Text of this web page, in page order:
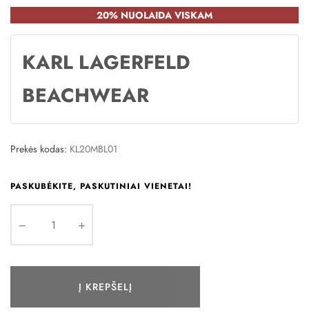
20% NUOLAIDA VISKAM
KARL LAGERFELD
BEACHWEAR
Prekės kodas: KL20MBL01
PASKUBĖKITE, PASKUTINIAI VIENETAI!
Į KREPŠELĮ